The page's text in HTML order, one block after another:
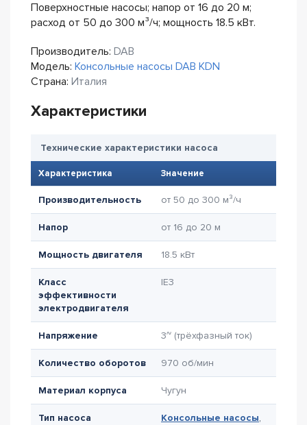
Поверхностные насосы; напор от 16 до 20 м;
расход от 50 до 300 м³/ч; мощность 18.5 кВт.
Производитель: DAB
Модель: Консольные насосы DAB KDN
Страна: Италия
Характеристики
Технические характеристики насоса
Характеристика Значение
Производительность от 50 до 300 м³/ч
Напор от 16 до 20 м
Мощность двигателя 18.5 кВт
Класс
эффективности
электродвигателя
IE3
Напряжение 3~ (трёхфазный ток)
Количество оборотов 970 об/мин
Материал корпуса Чугун
Тип насоса Консольные насосы,